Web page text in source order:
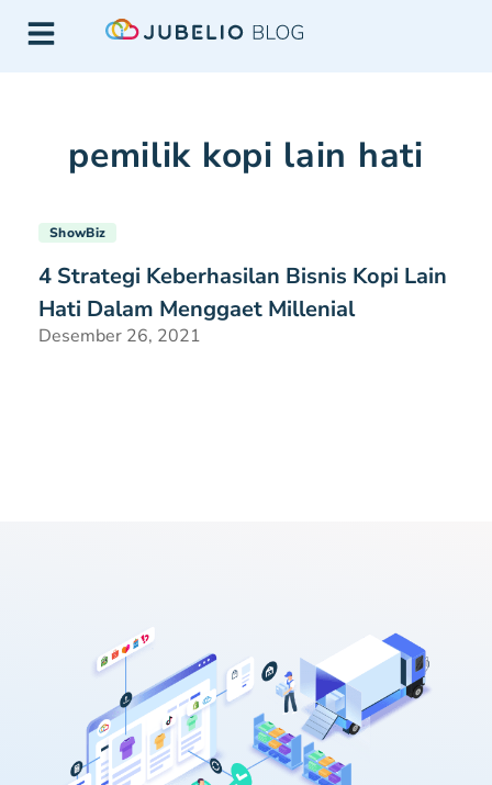
pemilik kopi lain hati
ShowBiz
4 Strategi Keberhasilan Bisnis Kopi Lain
Hati Dalam Menggaet Millenial
Desember 26, 2021